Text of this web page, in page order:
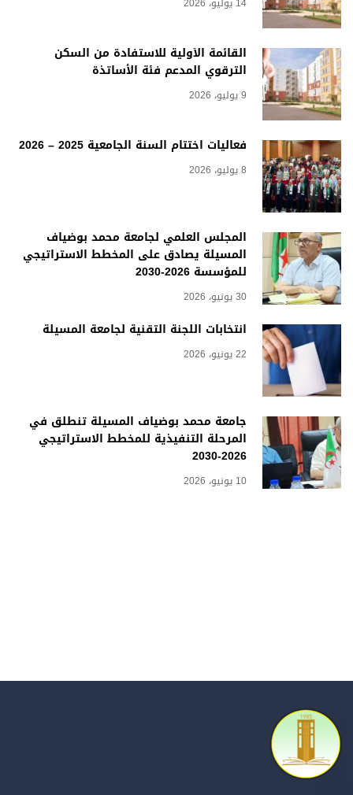
القائمة الأولية للاستفادة من السكن
الترقوي المدعم فئة الأساتذة
9 يوليو، 2026
فعاليات اختتام السنة الجامعية 2025 – 2026
8 يوليو، 2026
المجلس العلمي لجامعة محمد بوضياف
المسيلة يصادق على المخطط الاستراتيجي
للمؤسسة 2026-2030
30 يونيو، 2026
انتخابات اللجنة التقنية لجامعة المسيلة
22 يونيو، 2026
جامعة محمد بوضياف المسيلة تنطلق في
المرحلة التنفيذية للمخطط الاستراتيجي
2026-2030
10 يونيو، 2026